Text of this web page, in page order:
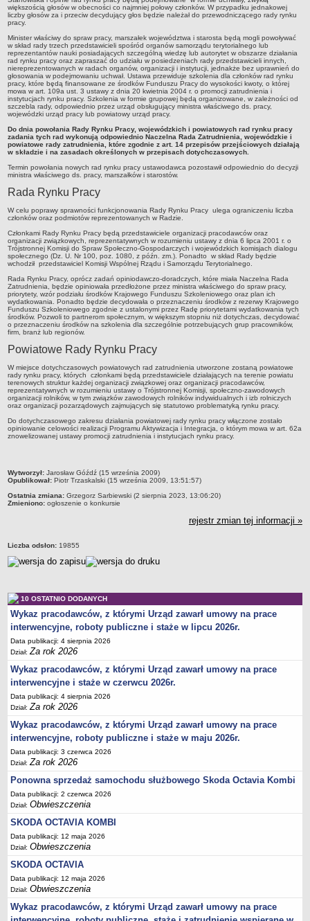
Uchwały Rady Powiatu Bydgoskiego
Uchwały Rady Miasta Bydgoszczy
Inne dokumenty
POMOC PUBLICZNA
Lata 2009-2025
Za rok 2026
FINANSE PUP
Budżet Funduszu Pracy
Zamówienia publiczne
Plan zamówień publicznych
Sprawozdania finansowe
Skład
Zadania
Posiedzenia Powiatowej Rady Rynku Pracy
Uchwały Powiatowej Rady Zatrudnienia w Bydgoszczy
większością głosów w obecności co najmniej połowy członków. W przypadku jednakowej
liczby głosów za i przeciw decydujący głos będzie należał do przewodniczącego rady rynku
pracy.
Minister właściwy do spraw pracy, marszałek województwa i starosta będą mogli powoływać
w skład rady trzech przedstawicieli spośród organów samorządu terytorialnego lub
reprezentantów nauki posiadających szczególną wiedzę lub autorytet w obszarze działania
rad rynku pracy oraz zapraszać do udziału w posiedzeniach rady przedstawicieli innych,
niereprezentowanych w radach organów, organizacji i instytucji, jednakże bez uprawnień do
głosowania w podejmowaniu uchwał. Ustawa przewiduje szkolenia dla członków rad rynku
pracy, które będą finansowane ze środków Funduszu Pracy do wysokości kwoty, o której
mowa w art. 109a ust. 3 ustawy z dnia 20 kwietnia 2004 r. o promocji zatrudnienia i
instytucjach rynku pracy. Szkolenia w formie grupowej będą organizowane, w zależności od
szczebla rady, odpowiednio przez urząd obsługujący ministra właściwego ds. pracy,
wojewódzki urząd pracy lub powiatowy urząd pracy.
Do dnia powołania Rady Rynku Pracy, wojewódzkich i powiatowych rad rynku pracy
zadania tych rad wykonują odpowiednio Naczelna Rada Zatrudnienia, wojewódzkie i
powiatowe rady zatrudnienia, które zgodnie z art. 14 przepisów przejściowych działają
w składzie i na zasadach określonych w przepisach dotychczasowych.
Termin powołania nowych rad rynku pracy ustawodawca pozostawił odpowiednio do decyzji
ministra właściwego ds. pracy, marszałków i starostów.
Rada Rynku Pracy
W celu poprawy sprawności funkcjonowania Rady Rynku Pracy ulega ograniczeniu liczba
członków oraz podmiotów reprezentowanych w Radzie.
Członkami Rady Rynku Pracy będą przedstawiciele organizacji pracodawców oraz
organizacji związkowych, reprezentatywnych w rozumieniu ustawy z dnia 6 lipca 2001 r. o
Trójstronnej Komisji do Spraw Społeczno-Gospodarczych i wojewódzkich komisjach dialogu
społecznego (Dz. U. Nr 100, poz. 1080, z późn. zm.). Ponadto w skład Rady będzie
wchodził przedstawiciel Komisji Wspólnej Rządu i Samorządu Terytorialnego.
Rada Rynku Pracy, oprócz zadań opiniodawczo-doradczych, które miała Naczelna Rada
Zatrudnienia, będzie opiniowała przedłożone przez ministra właściwego do spraw pracy,
priorytety, wzór podziału środków Krajowego Funduszu Szkoleniowego oraz plan ich
wydatkowania. Ponadto będzie decydowała o przeznaczeniu środków z rezerwy Krajowego
Funduszu Szkoleniowego zgodnie z ustalonymi przez Radę priorytetami wydatkowania tych
środków. Pozwoli to partnerom społecznym, w większym stopniu niż dotychczas, decydować
o przeznaczeniu środków na szkolenia dla szczególnie potrzebujących grup pracowników,
firm, branż lub regionów.
Powiatowe Rady Rynku Pracy
W miejsce dotychczasowych powiatowych rad zatrudnienia utworzone zostaną powiatowe
rady rynku pracy, których członkami będą przedstawiciele działających na terenie powiatu
terenowych struktur każdej organizacji związkowej oraz organizacji pracodawców,
reprezentatywnych w rozumieniu ustawy o Trójstronnej Komisji, społeczno-zawodowych
organizacji rolników, w tym związków zawodowych rolników indywidualnych i izb rolniczych
oraz organizacji pozarządowych zajmujących się statutowo problematyką rynku pracy.
Do dotychczasowego zakresu działania powiatowej rady rynku pracy włączone zostało
opiniowanie celowości realizacji Programu Aktywizacja i Integracja, o którym mowa w art. 62a
znowelizowanej ustawy promocji zatrudnienia i instytucjach rynku pracy.
metryczka
Wytworzył: Jarosław Góźdź (15 września 2009)
Opublikował: Piotr Trzaskalski (15 września 2009, 13:51:57)
Ostatnia zmiana: Grzegorz Sarbiewski (2 sierpnia 2023, 13:06:20)
Zmieniono: ogłoszenie o konkursie
rejestr zmian tej informacji »
Liczba odsłon: 19855
10 OSTATNIO DODANYCH
Wykaz pracodawców, z którymi Urząd zawarł umowy na prace
interwencyjne, roboty publiczne i staże w lipcu 2026r.
Data publikacji: 4 sierpnia 2026
Dział:Za rok 2026
Wykaz pracodawców, z którymi Urząd zawarł umowy na prace
interwencyjne i staże w czerwcu 2026r.
Data publikacji: 4 sierpnia 2026
Dział:Za rok 2026
Wykaz pracodawców, z którymi Urząd zawarł umowy na prace
interwencyjne, roboty publiczne i staże w maju 2026r.
Data publikacji: 3 czerwca 2026
Dział:Za rok 2026
Ponowna sprzedaż samochodu służbowego Skoda Octavia Kombi
Data publikacji: 2 czerwca 2026
Dział:Obwieszczenia
SKODA OCTAVIA KOMBI
Data publikacji: 12 maja 2026
Dział:Obwieszczenia
SKODA OCTAVIA
Data publikacji: 12 maja 2026
Dział:Obwieszczenia
Wykaz pracodawców, z którymi Urząd zawarł umowy na prace